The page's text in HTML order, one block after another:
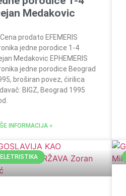
Medakovic
prodato EFEMERIS
jedne porodice 1-4
Medakovic EPHEMERIS
jedne porodice Beograd
broširan povez, ćirilica
BIGZ, Beograd 1995
INFORMACIJA »